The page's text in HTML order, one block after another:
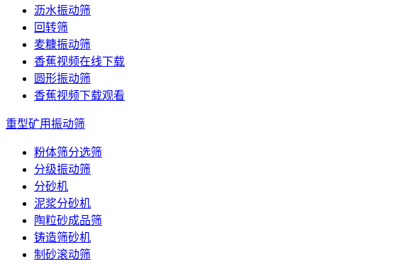
沥水振动筛
回转筛
麦糠振动筛
香蕉视频在线下载
圆形振动筛
香蕉视频下载观看
重型矿用振动筛
粉体筛分选筛
分级振动筛
分砂机
泥浆分砂机
陶粒砂成品筛
铸造筛砂机
制砂滚动筛